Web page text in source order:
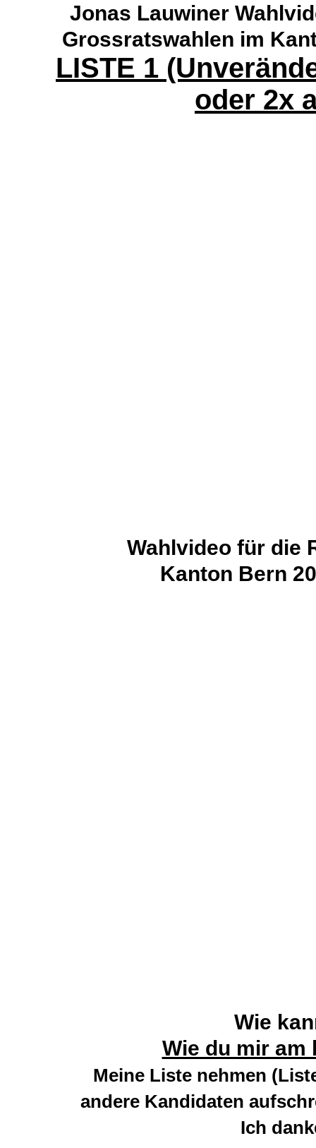
Jonas Lauwiner
Grossratswahlen im
LISTE 1
oder 2x
Wahlvideo für die
Kanton Bern
Wie
Wie du mir am
Meine Liste nehmen
andere Kandidaten
Ich